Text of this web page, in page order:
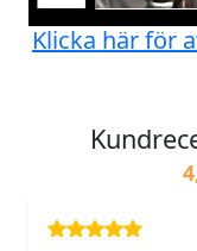
Klicka här för